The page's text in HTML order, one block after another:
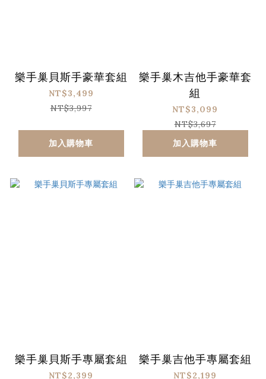
樂手巢貝斯手豪華套組
NT$3,499
NT$3,997
加入購物車
樂手巢木吉他手豪華套
組
NT$3,099
NT$3,697
加入購物車
樂手巢貝斯手專屬套組
NT$2,399
樂手巢吉他手專屬套組
NT$2,199